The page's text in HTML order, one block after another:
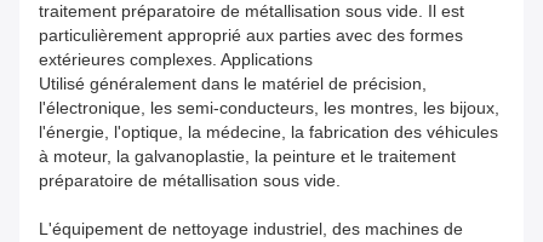
traitement préparatoire de métallisation sous vide. Il est
particulièrement approprié aux parties avec des formes
extérieures complexes. Applications
Utilisé généralement dans le matériel de précision,
l'électronique, les semi-conducteurs, les montres, les bijoux,
l'énergie, l'optique, la médecine, la fabrication des véhicules
à moteur, la galvanoplastie, la peinture et le traitement
préparatoire de métallisation sous vide.
L'équipement de nettoyage industriel, des machines de